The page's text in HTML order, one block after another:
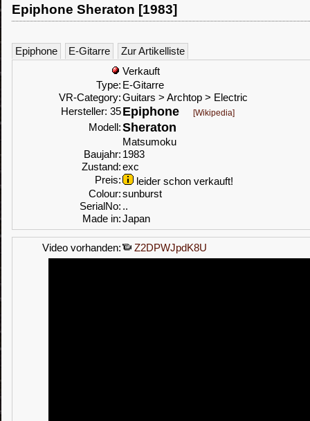
Epiphone Sheraton [1983]
Epiphone E-Gitarre
Zur Artikelliste
Verkauft
Type: E-Gitarre
VR-Category:Guitars > Archtop > Electric
Hersteller: 35Epiphone [Wikipedia]
Modell:Sheraton
Matsumoku
Baujahr: 1983
Zustand:exc
Preis:
leider schon verkauft!
Colour:sunburst
SerialNo: ..
Made in:Japan
Video vorhanden: Z2DPWJpdK8U